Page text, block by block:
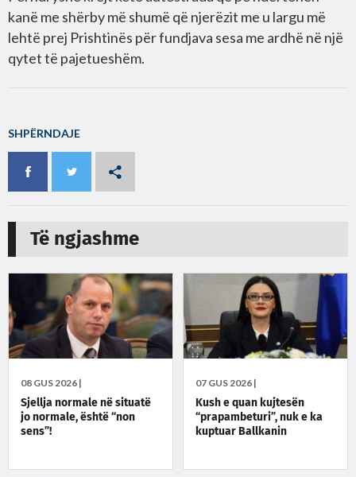
kanë me shërby më shumë që njerëzit me u largu më
lehtë prej Prishtinës për fundjava sesa me ardhë në një
qytet të pajetueshëm.
SHPËRNDAJE
Të ngjashme
08 GUS 2026 |
Sjellja normale në situatë
jo normale, është “non
sens”!
07 GUS 2026 |
Kush e quan kujtesën
“prapambeturi”, nuk e ka
kuptuar Ballkanin